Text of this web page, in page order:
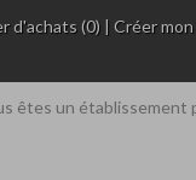
d'achats (0) |Créer
êtes un établissement